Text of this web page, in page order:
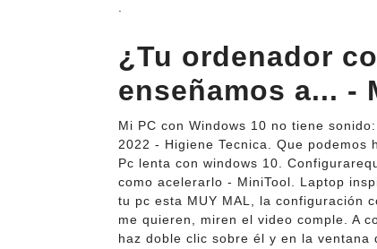
¿Tu ordenador
enseñamos a... -
Mi PC con Windows 10 no tiene
2022 - Higiene Tecnica. Que
Pc lenta con windows 10.
como acelerarlo - MiniTool. Laptop
tu pc esta MUY MAL, la configuración
me quieren, miren el video comple. A
haz doble clic sobre él y en la